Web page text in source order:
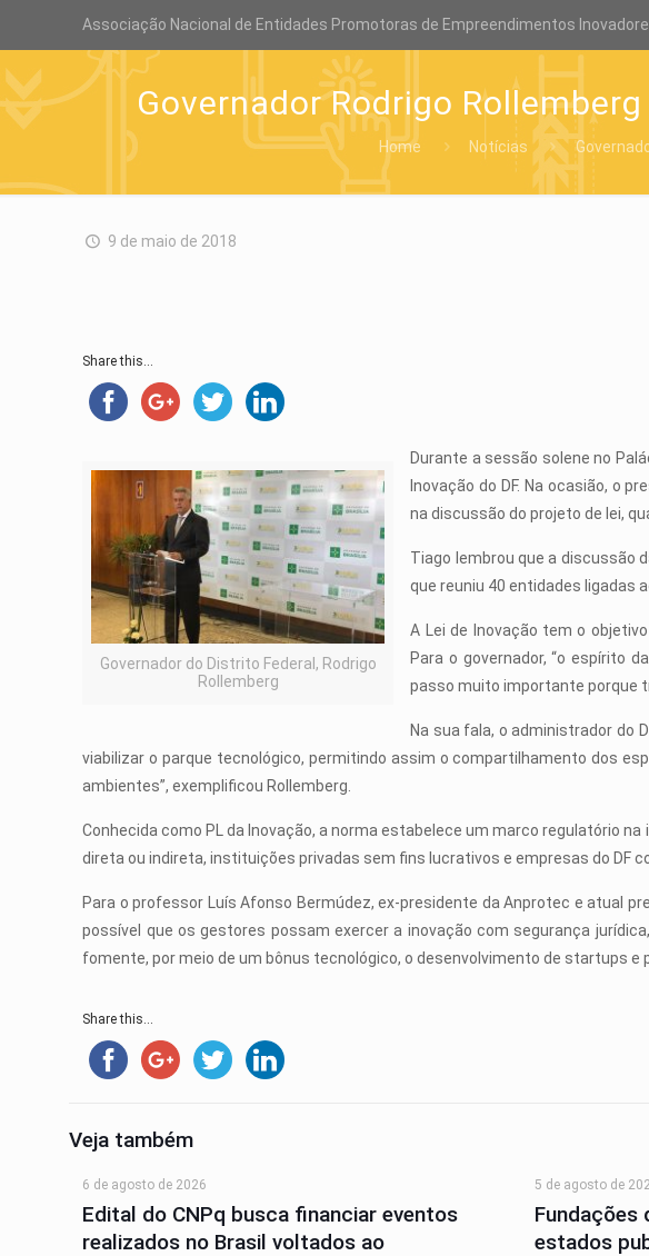
Associação Nacional de Entidades Promotoras de Empreendimentos
Governador Rodrigo
Home Notícias
9 de maio de 2018
Share this...
Governador do Distrito Federal, Rodrigo
Rollemberg
Durante a sessão solene no
Inovação do DF. Na ocasião, o
na discussão do projeto de lei,
Tiago lembrou que a discussão
que reuniu 40 entidades ligadas
A Lei de Inovação tem o
Para o governador, “o espírito
passo muito importante porque
Na sua fala, o administrador do
viabilizar o parque tecnológico, permitindo assim o compartilhamento dos
ambientes”, exemplificou Rollemberg.
Conhecida como PL da Inovação, a norma estabelece um marco regulatório
direta ou indireta, instituições privadas sem fins lucrativos e empresas do DF
Para o professor Luís Afonso Bermúdez, ex-presidente da Anprotec e atual
possível que os gestores possam exercer a inovação com segurança
fomente, por meio de um bônus tecnológico, o desenvolvimento de startups e
Share this...
Veja também
6 de agosto de 2026
Edital do CNPq busca financiar eventos
realizados no Brasil voltados ao
5 de agosto de
Fundações
estados